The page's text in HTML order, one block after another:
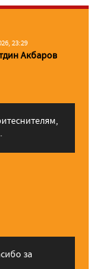
23:29
Акбаров
за